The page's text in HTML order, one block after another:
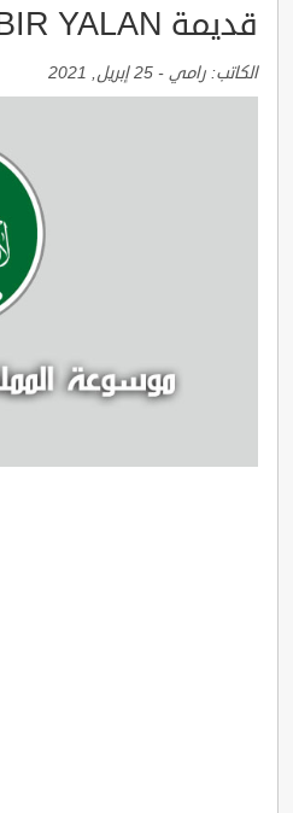
قديمة A?K ESKI BIR YALAN
الكاتب: رامي - 25 إبريل, 2021